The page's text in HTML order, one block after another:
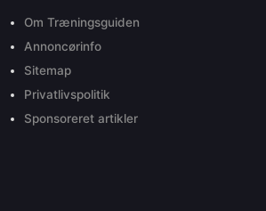
Om Træningsguiden
Annoncørinfo
Sitemap
Privatlivspolitik
Sponsoreret artikler